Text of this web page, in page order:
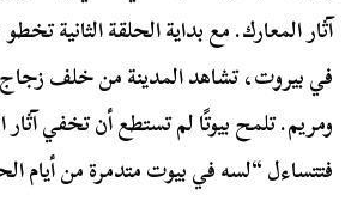
آثار المعارك. مع بداية الحلقة الثانية
في بيروت، تشاهد المدينة من خلف زجاج
ومريم. تلمح بيوتًا لم تستطع أن تخفي آثار
فتتساءل “لسه في بيوت متدمرة من أيام